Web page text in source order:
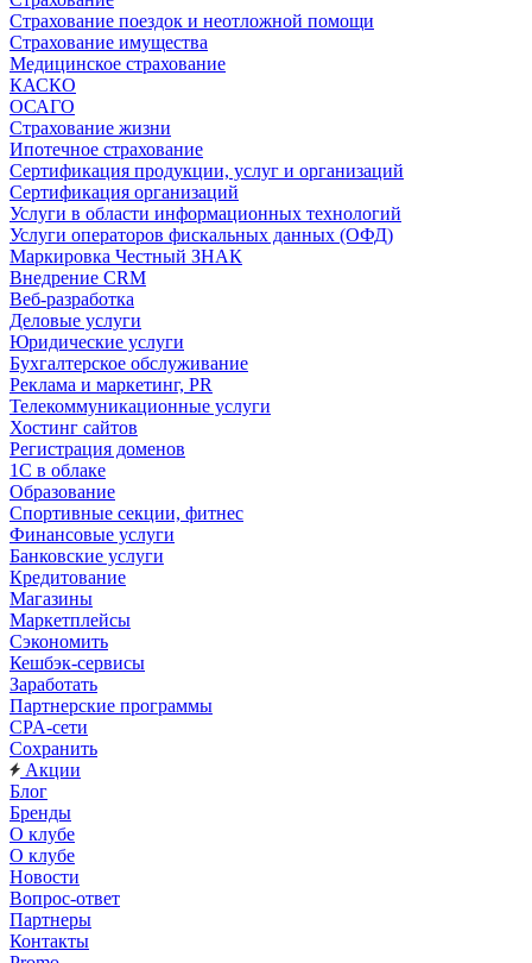
Страхование поездок и неотложной помощи
Страхование имущества
Медицинское страхование
КАСКО
ОСАГО
Страхование жизни
Ипотечное страхование
Сертификация продукции, услуг и организаций
Сертификация организаций
Услуги в области информационных технологий
Услуги операторов фискальных данных (ОФД)
Маркировка Честный ЗНАК
Внедрение CRM
Веб-разработка
Деловые услуги
Юридические услуги
Бухгалтерское обслуживание
Реклама и маркетинг, PR
Телекоммуникационные услуги
Хостинг сайтов
Регистрация доменов
1С в облаке
Образование
Спортивные секции, фитнес
Финансовые услуги
Банковские услуги
Кредитование
Магазины
Маркетплейсы
Сэкономить
Кешбэк-сервисы
Заработать
Партнерские программы
CPA-сети
Сохранить
Акции
Блог
Бренды
О клубе
О клубе
Новости
Вопрос-ответ
Партнеры
Контакты